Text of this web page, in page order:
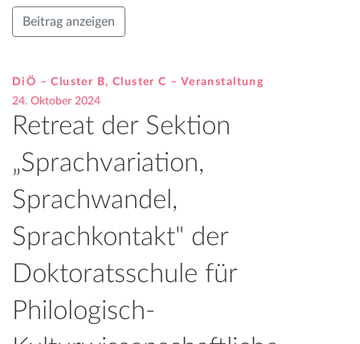
Beitrag anzeigen
DiÖ – Cluster B, Cluster C – Veranstaltung
24. Oktober 2024
Retreat der Sektion
„Sprachvariation,
Sprachwandel,
Sprachkontakt" der
Doktoratsschule für
Philologisch-